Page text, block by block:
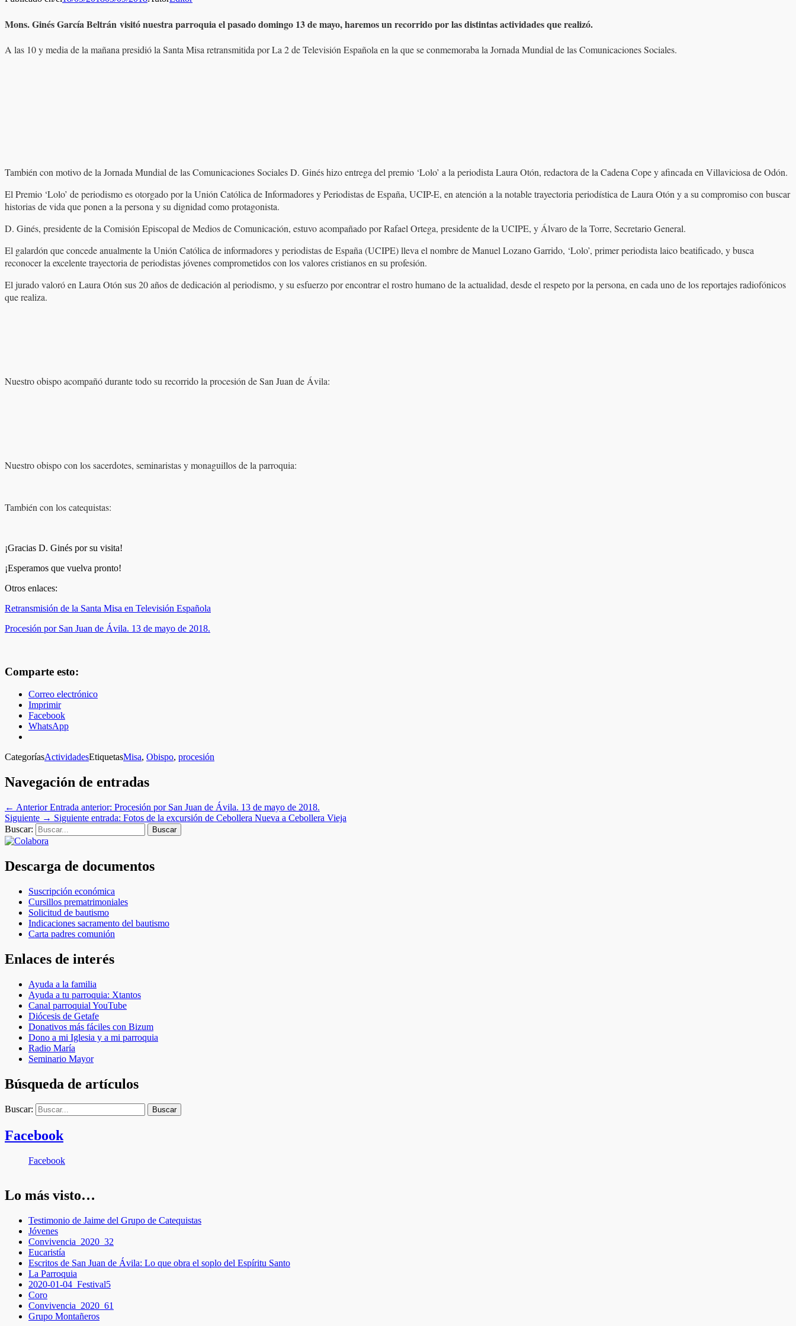
Mons. Ginés García Beltrán visitó nuestra parroquia el pasado domingo 13 de mayo, haremos un recorrido por las distintas actividades que realizó.
A las 10 y media de la mañana presidió la Santa Misa retransmitida por La 2 de Televisión Española en la que se conmemoraba la Jornada Mundial de las Comunicaciones Sociales.
También con motivo de la Jornada Mundial de las Comunicaciones Sociales D. Ginés hizo entrega del premio ‘Lolo’ a la periodista Laura Otón, redactora de la Cadena Cope y afincada en Villaviciosa de Odón.
El Premio ‘Lolo’ de periodismo es otorgado por la Unión Católica de Informadores y Periodistas de España, UCIP-E, en atención a la notable trayectoria periodística de Laura Otón y a su compromiso con buscar
historias de vida que ponen a la persona y su dignidad como protagonista.
D. Ginés, presidente de la Comisión Episcopal de Medios de Comunicación, estuvo acompañado por Rafael Ortega, presidente de la UCIPE, y Álvaro de la Torre, Secretario General.
El galardón que concede anualmente la Unión Católica de informadores y periodistas de España (UCIPE) lleva el nombre de Manuel Lozano Garrido, ‘Lolo’, primer periodista laico beatificado, y busca
reconocer la excelente trayectoria de periodistas jóvenes comprometidos con los valores cristianos en su profesión.
El jurado valoró en Laura Otón sus 20 años de dedicación al periodismo, y su esfuerzo por encontrar el rostro humano de la actualidad, desde el respeto por la persona, en cada uno de los reportajes radiofónicos
que realiza.
Nuestro obispo acompañó durante todo su recorrido la procesión de San Juan de Ávila:
Nuestro obispo con los sacerdotes, seminaristas y monaguillos de la parroquia:
También con los catequistas:
¡Gracias D. Ginés por su visita!
¡Esperamos que vuelva pronto!
Otros enlaces:
Retransmisión de la Santa Misa en Televisión Española
Procesión por San Juan de Ávila. 13 de mayo de 2018.
Comparte esto:
Correo electrónico
Imprimir
Facebook
WhatsApp
CategoríasActividadesEtiquetasMisa, Obispo, procesión
Navegación de entradas
← Anterior Entrada anterior: Procesión por San Juan de Ávila. 13 de mayo de 2018.
Siguiente → Siguiente entrada: Fotos de la excursión de Cebollera Nueva a Cebollera Vieja
Buscar:
Buscar
Descarga de documentos
Suscripción económica
Cursillos prematrimoniales
Solicitud de bautismo
Indicaciones sacramento del bautismo
Carta padres comunión
Enlaces de interés
Ayuda a la familia
Ayuda a tu parroquia: Xtantos
Canal parroquial YouTube
Diócesis de Getafe
Donativos más fáciles con Bizum
Dono a mi Iglesia y a mi parroquia
Radio María
Seminario Mayor
Búsqueda de artículos
Buscar: Buscar
Facebook
Facebook
Lo más visto…
Testimonio de Jaime del Grupo de Catequistas
Jóvenes
Convivencia_2020_32
Eucaristía
Escritos de San Juan de Ávila: Lo que obra el soplo del Espíritu Santo
La Parroquia
2020-01-04_Festival5
Coro
Convivencia_2020_61
Grupo Montañeros